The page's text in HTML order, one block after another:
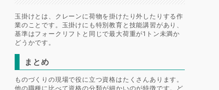
玉掛けとは、クレーンに荷物を掛けたり外したりする作
業のことです。玉掛けにも特別教育と技能講習があり、
基準はフォークリフトと同じで最大荷重が1トン未満か
どうかです。
まとめ
ものづくりの現場で役に立つ資格はたくさんあります。
他の職種に比べて資格の分類が細かいのが特徴です。ど